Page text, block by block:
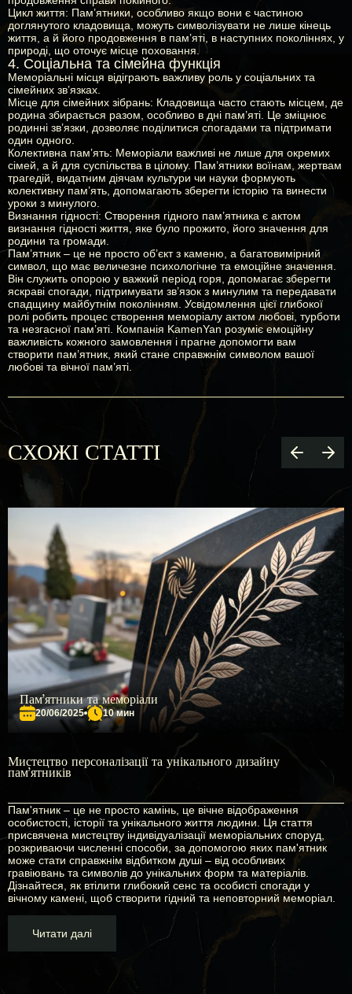
Цикл життя: Пам’ятники, особливо якщо вони є частиною
доглянутого кладовища, можуть символізувати не лише кінець
життя, а й його продовження в пам’яті, в наступних поколіннях, у
природі, що оточує місце поховання.
4. Соціальна та сімейна функція
Меморіальні місця відіграють важливу роль у соціальних та
сімейних зв’язках.
Місце для сімейних зібрань: Кладовища часто стають місцем, де
родина збирається разом, особливо в дні пам’яті. Це зміцнює
родинні зв’язки, дозволяє поділитися спогадами та підтримати
один одного.
Колективна пам’ять: Меморіали важливі не лише для окремих
сімей, а й для суспільства в цілому. Пам’ятники воїнам, жертвам
трагедій, видатним діячам культури чи науки формують
колективну пам’ять, допомагають зберегти історію та винести
уроки з минулого.
Визнання гідності: Створення гідного пам’ятника є актом
визнання гідності життя, яке було прожито, його значення для
родини та громади.
Пам’ятник – це не просто об’єкт з каменю, а багатовимірний
символ, що має величезне психологічне та емоційне значення.
Він служить опорою у важкий період горя, допомагає зберегти
яскраві спогади, підтримувати зв’язок з минулим та передавати
спадщину майбутнім поколінням. Усвідомлення цієї глибокої
ролі робить процес створення меморіалу актом любові, турботи
та незгасної пам’яті. Компанія KamenYan розуміє емоційну
важливість кожного замовлення і прагне допомогти вам
створити пам’ятник, який стане справжнім символом вашої
любові та вічної пам’яті.
СХОЖІ СТАТТІ
Пам’ятники та меморіали
20/06/2025 10 мин
Мистецтво персоналізації та унікального дизайну
пам'ятників
Пам'ятник – це не просто камінь, це вічне відображення
особистості, історії та унікального життя людини. Ця стаття
присвячена мистецтву індивідуалізації меморіальних споруд,
розкриваючи численні способи, за допомогою яких пам'ятник
може стати справжнім відбитком душі – від особливих
гравіювань та символів до унікальних форм та матеріалів.
Дізнайтеся, як втілити глибокий сенс та особисті спогади у
вічному камені, щоб створити гідний та неповторний меморіал.
Читати далі